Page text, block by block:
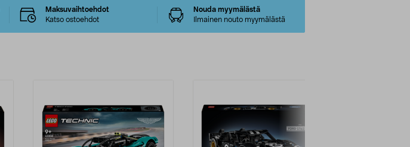
Maksuvaihtoehdot
Katso ostoehdot
Nouda myymälästä
Ilmainen nouto myymälästä